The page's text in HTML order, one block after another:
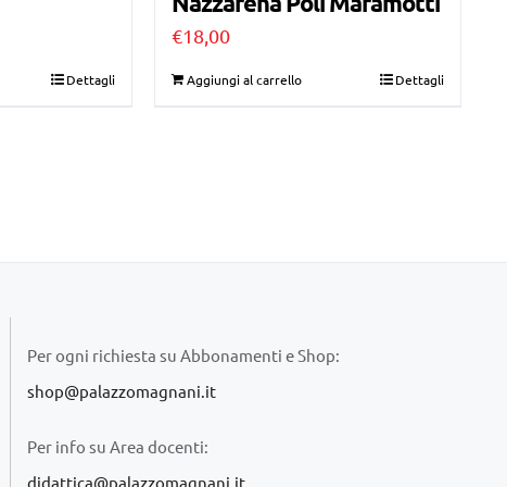
Dettagli
€18,00
Aggiungi al carrello Dettagli
Per ogni richiesta su Abbonamenti e Shop:
shop@palazzomagnani.it
Per info su Area docenti:
didattica@palazzomagnani.it